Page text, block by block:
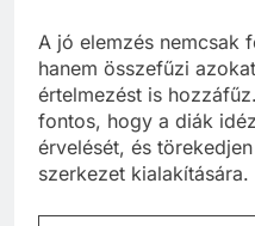
A jó elemzés nemcsak
hanem összefűzi
értelmezést is
fontos, hogy a diák
érvelését, és
szerkezet kialakítására.